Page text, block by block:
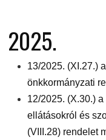
2025.
13/2025. (XI.27.)
önkkormányzati
12/2025. (X.30.)
ellátásokról és
(VIII.28) rendelet